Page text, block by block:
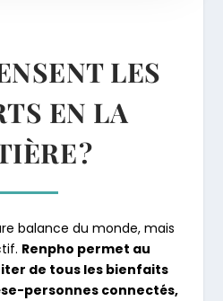
LES
EN LA
?
balance du monde, mais
Renpho permet au
de tous les bienfaits
personnes connectés,